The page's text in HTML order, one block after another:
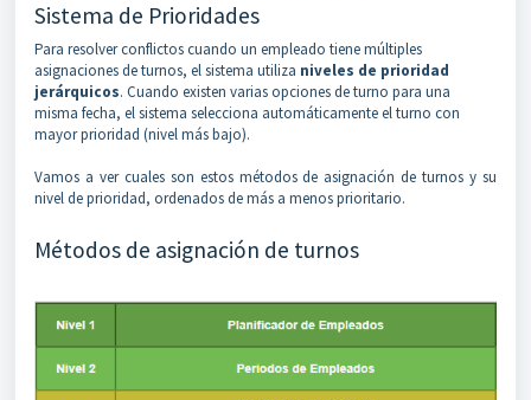
Sistema de Prioridades
Para resolver conflictos cuando un empleado tiene múltiples
asignaciones de turnos, el sistema utiliza niveles de prioridad
jerárquicos. Cuando existen varias opciones de turno para una
misma fecha, el sistema selecciona automáticamente el turno con
mayor prioridad (nivel más bajo).
Vamos a ver cuales son estos métodos de asignación de turnos y su
nivel de prioridad, ordenados de más a menos prioritario.
Métodos de asignación de turnos